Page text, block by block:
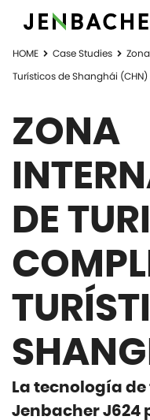
HOME Case Studies
Turísticos de Shanghái (CHN)
ZONA
DE
La tecnología
Jenbacher J624